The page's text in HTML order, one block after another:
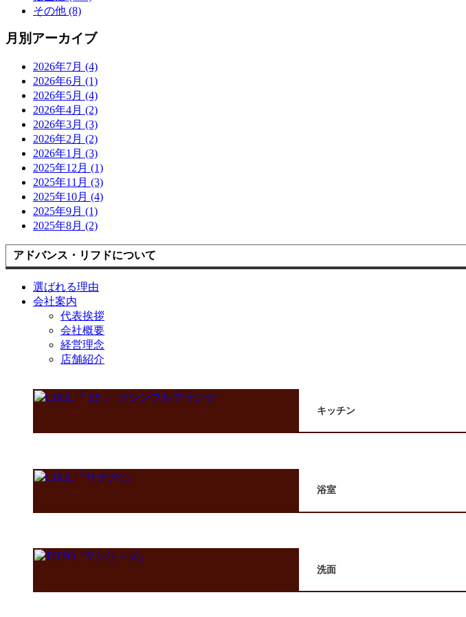
その他 (8)
月別アーカイブ
2026年7月 (4)
2026年6月 (1)
2026年5月 (4)
2026年4月 (2)
2026年3月 (3)
2026年2月 (2)
2026年1月 (3)
2025年12月 (1)
2025年11月 (3)
2025年10月 (4)
2025年9月 (1)
2025年8月 (2)
アドバンス・リフドについて
選ばれる理由
会社案内
代表挨拶
会社概要
経営理念
店舗紹介
キッチン
浴室
洗面